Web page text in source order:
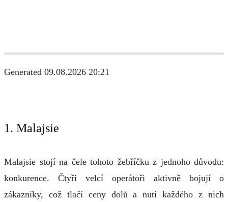
Generated 09.08.2026 20:21
1. Malajsie
Malajsie stojí na čele tohoto žebříčku z jednoho důvodu:
konkurence. Čtyři velcí operátoři aktivně bojují o
zákazníky, což tlačí ceny dolů a nutí každého z nich